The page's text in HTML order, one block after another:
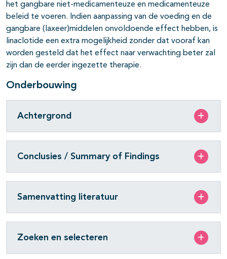
het gangbare niet-medicamenteuze en medicamenteuze
beleid te voeren. Indien aanpassing van de voeding en de
gangbare (laxeer)middelen onvoldoende effect hebben, is
linaclotide een extra mogelijkheid zonder dat vooraf kan
worden gesteld dat het effect naar verwachting beter zal
zijn dan de eerder ingezette therapie.
Onderbouwing
Achtergrond
Conclusies / Summary of Findings
Samenvatting literatuur
Zoeken en selecteren